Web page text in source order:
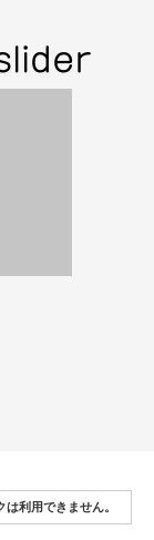
は利用できません。